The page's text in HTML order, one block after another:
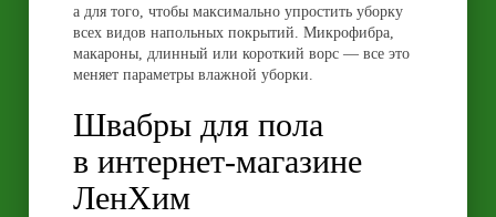
а для того, чтобы максимально упростить уборку
всех видов напольных покрытий. Микрофибра,
макароны, длинный или короткий ворс — все это
меняет параметры влажной уборки.
Швабры для пола
в интернет-магазине
ЛенХим